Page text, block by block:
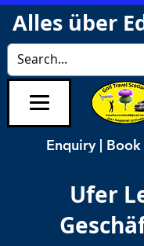
Alles über
Enquiry |
Ufer